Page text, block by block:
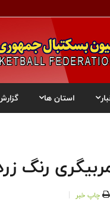
استان ها
رنگ
چاپ خبر